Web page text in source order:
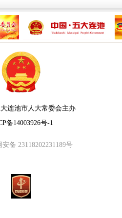
连池市人大常委会主办
备14003926号-1
备 23118202231189号